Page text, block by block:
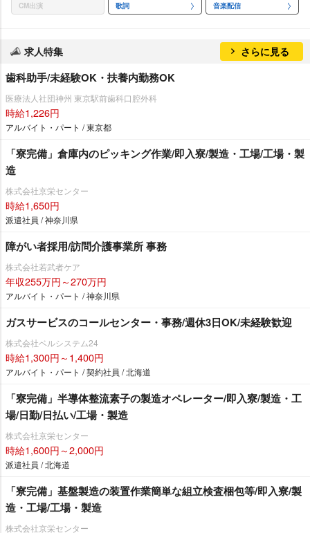
CM出演 歌詞 音楽配信
求人特集 さらに見る
歯科助手/未経験OK・扶養内勤務OK
医療法人社団神州 東京駅前歯科口腔外科
時給1,226円
アルバイト・パート / 東京都
「寮完備」倉庫内のピッキング作業/即入寮/製造・工場/工場・製
造
株式会社京栄センター
時給1,650円
派遣社員 / 神奈川県
障がい者採用/訪問介護事業所 事務
株式会社若武者ケア
年収255万円～270万円
アルバイト・パート / 神奈川県
ガスサービスのコールセンター・事務/週休3日OK/未経験歓迎
株式会社ベルシステム24
時給1,300円～1,400円
アルバイト・パート / 契約社員 / 北海道
「寮完備」半導体整流素子の製造オペレーター/即入寮/製造・工
場/日勤/日払い/工場・製造
株式会社京栄センター
時給1,600円～2,000円
派遣社員 / 北海道
「寮完備」基盤製造の装置作業簡単な組立検査梱包等/即入寮/製
造・工場/工場・製造
株式会社京栄センター